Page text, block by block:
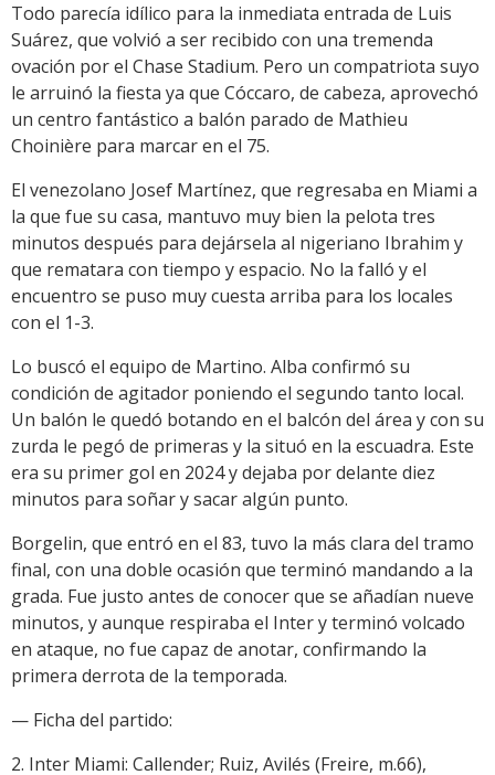
Todo parecía idílico para la inmediata entrada de Luis
Suárez, que volvió a ser recibido con una tremenda
ovación por el Chase Stadium. Pero un compatriota suyo
le arruinó la fiesta ya que Cóccaro, de cabeza, aprovechó
un centro fantástico a balón parado de Mathieu
Choinière para marcar en el 75.
El venezolano Josef Martínez, que regresaba en Miami a
la que fue su casa, mantuvo muy bien la pelota tres
minutos después para dejársela al nigeriano Ibrahim y
que rematara con tiempo y espacio. No la falló y el
encuentro se puso muy cuesta arriba para los locales
con el 1-3.
Lo buscó el equipo de Martino. Alba confirmó su
condición de agitador poniendo el segundo tanto local.
Un balón le quedó botando en el balcón del área y con su
zurda le pegó de primeras y la situó en la escuadra. Este
era su primer gol en 2024 y dejaba por delante diez
minutos para soñar y sacar algún punto.
Borgelin, que entró en el 83, tuvo la más clara del tramo
final, con una doble ocasión que terminó mandando a la
grada. Fue justo antes de conocer que se añadían nueve
minutos, y aunque respiraba el Inter y terminó volcado
en ataque, no fue capaz de anotar, confirmando la
primera derrota de la temporada.
— Ficha del partido:
2. Inter Miami: Callender; Ruiz, Avilés (Freire, m.66),